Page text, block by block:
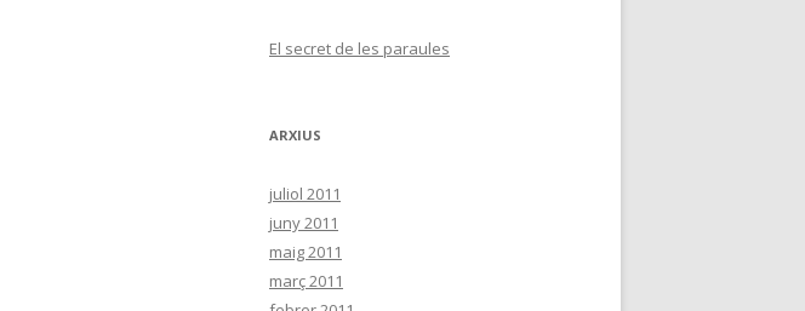
El secret de les paraules
ARXIUS
juliol 2011
juny 2011
maig 2011
març 2011